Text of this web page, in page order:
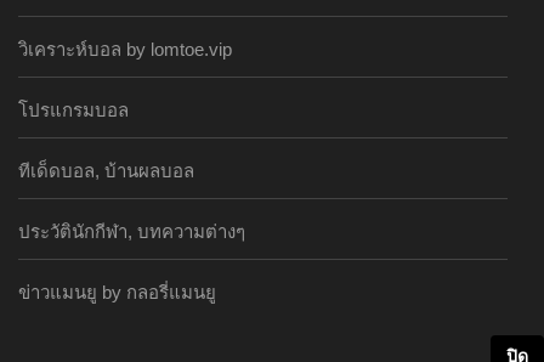
วิเคราะห์บอล by lomtoe.vip
โปรแกรมบอล
ทีเด็ดบอล, บ้านผลบอล
ประวัตินักกีฬา, บทความต่างๆ
ข่าวแมนยู by กลอรี่แมนยู
ปิด